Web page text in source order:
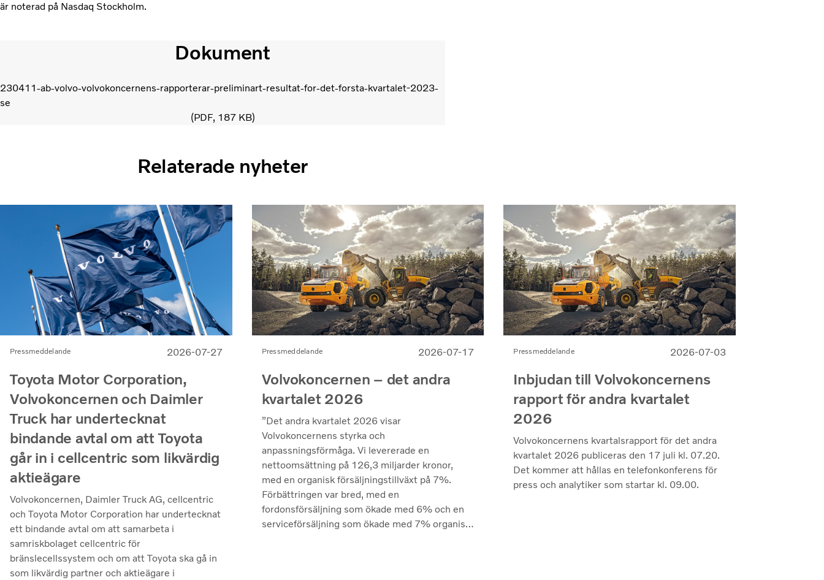
är noterad på Nasdaq Stockholm.
Dokument
230411-ab-volvo-volvokoncernens-rapporterar-preliminart-resultat-for-det-forsta-kvartalet-2023-
se
PDF 187 KB
Relaterade nyheter
Pressmeddelande 2026-07-27
Toyota Motor Corporation,
Volvokoncernen och Daimler
Truck har undertecknat
bindande avtal om att Toyota
går in i cellcentric som likvärdig
aktieägare
Volvokoncernen, Daimler Truck AG, cellcentric
och Toyota Motor Corporation har undertecknat
ett bindande avtal om att samarbeta i
samriskbolaget cellcentric för
bränslecellssystem och om att Toyota ska gå in
som likvärdig partner och aktieägare i
Pressmeddelande 2026-07-17
Volvokoncernen – det andra
kvartalet 2026
”Det andra kvartalet 2026 visar
Volvokoncernens styrka och
anpassningsförmåga. Vi levererade en
nettoomsättning på 126,3 miljarder kronor,
med en organisk försäljningstillväxt på 7%.
Förbättringen var bred, med en
fordonsförsäljning som ökade med 6% och en
serviceförsäljning som ökade med 7% organiskt
Pressmeddelande 2026-07-03
Inbjudan till Volvokoncernens
rapport för andra kvartalet
2026
Volvokoncernens kvartalsrapport för det andra
kvartalet 2026 publiceras den 17 juli kl. 07.20.
Det kommer att hållas en telefonkonferens för
press och analytiker som startar kl. 09.00.